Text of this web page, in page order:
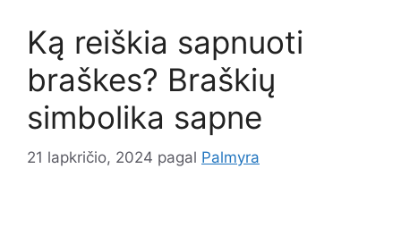
Ką reiškia sapnuoti
braškes? Braškių
simbolika sapne
21 lapkričio, 2024 pagal Palmyra